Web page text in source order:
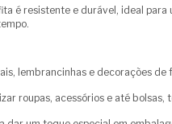
é resistente e durável, ideal
lembrancinhas e decorações de
roupas, acessórios e até bolsas,